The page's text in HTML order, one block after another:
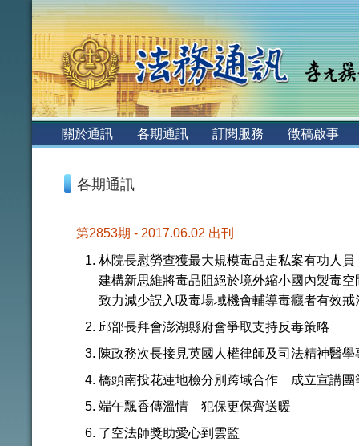
關於通訊 各期通訊 訂閱服務
徵稿啟事
各期通訊
第2853期 - 2017.06.02 出刊
林院長慰勞查獲最大規模毒品走私案有功人員
建構新思維將毒品阻絕於境外縮小國內製毒空
致力減少誤入吸毒場域機會輔導毒癮者有效戒
邱部長拜會澎湖縣府會爭取支持反毒策略
陳政務次長接見英國人權律師及司法精神醫學
橋頭南投花蓮地檢分別跨域合作 成立宣講團
端午飄香傳溫情 犯保更保齊送暖
了空法師獎助愛心到雲監